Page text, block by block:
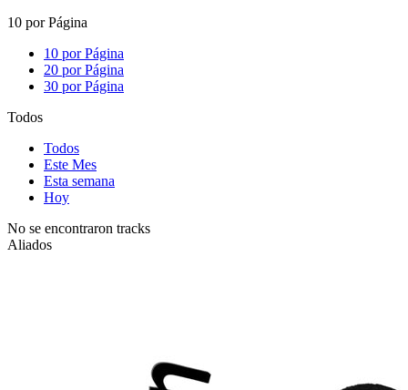
10 por Página
10 por Página
20 por Página
30 por Página
Todos
Todos
Este Mes
Esta semana
Hoy
No se encontraron tracks
Aliados